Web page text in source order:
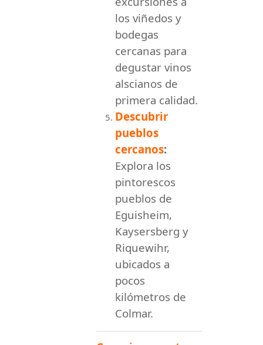
los viñedos y
bodegas
cercanas para
degustar vinos
alscianos de
primera calidad.
Descubrir
pueblos
cercanos:
Explora los
pintorescos
pueblos de
Eguisheim,
Kaysersberg y
Riquewihr,
ubicados a
pocos
kilómetros de
Colmar.